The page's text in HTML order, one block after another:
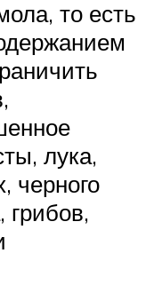
то есть
лука,
черного
грибов,